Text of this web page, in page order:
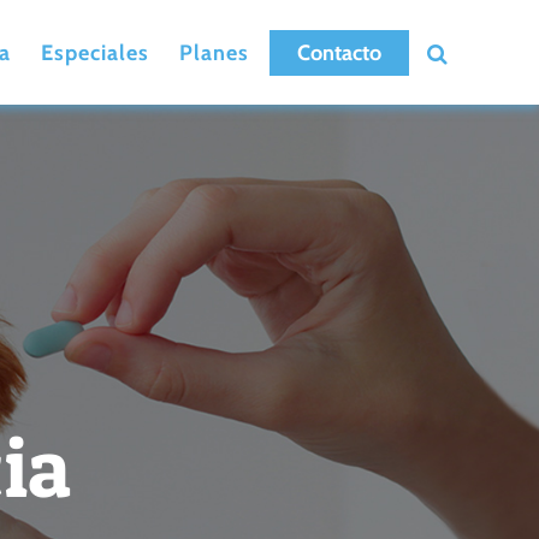
Especiales Planes Contacto